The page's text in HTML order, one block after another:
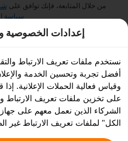
من خلال المتابعة، فإنك توافق على
سياسة
إعدادات الخصوصية
نستخدم ملفات تعريف الارتباط
أفضل تجربة وتحسين الخدمة
وقياس فعالية الحملات الإعلانية.
على تخزين ملفات تعريف الارتباط
الشركاء الذين نعمل معهم على
الكل" لملفات تعريف الارتباط غير